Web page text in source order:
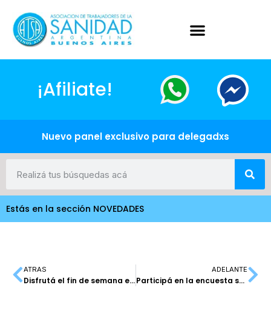
¡Afiliate!
Nuevo panel exclusivo para delegadxs
Estás en la sección NOVEDADES
ATRAS
Disfrutá el fin de semana extra largo en nuestros hoteles
ADELANTE
Participá en la encuesta sobre Diversidad